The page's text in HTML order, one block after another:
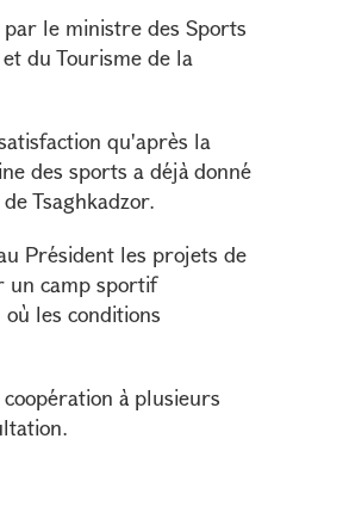
le ministre des Sports
du Tourisme de la
qu'après la
des sports a déjà donné
Tsaghkadzor.
Président les projets de
un camp sportif
les conditions
à plusieurs